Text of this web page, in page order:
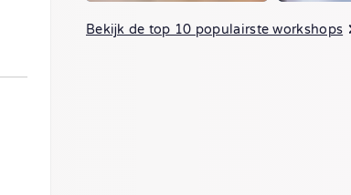
Bekijk de top 10 populairste workshops